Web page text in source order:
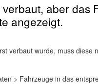
aber das
angezeigt.
verbaut wurde, muss diese
> Fahrzeuge in das